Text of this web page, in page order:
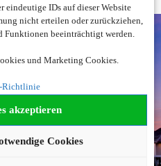
eindeutige IDs auf dieser Website
nicht erteilen oder zurückziehen,
beeinträchtigt werden.
und Marketing Cookies.
Richtlinie
akzeptieren
Cookies
fündig
Sie gerne!